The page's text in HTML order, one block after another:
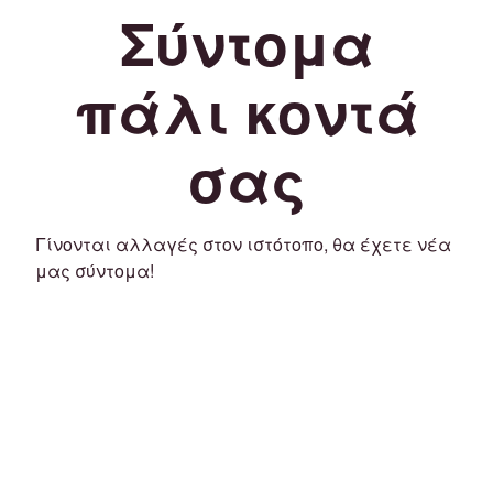
Σύντομα
πάλι κοντά
σας
Γίνονται αλλαγές στον ιστότοπο, θα έχετε νέα
μας σύντομα!